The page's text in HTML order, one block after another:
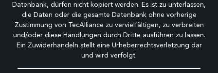
Datenbank, dürfen nicht kopiert werden. Es ist zu unterlassen,
die Daten oder die gesamte Datenbank ohne vorherige
Zustimmung von TecAlliance zu vervielfältigen, zu verbreiten
und/oder diese Handlungen durch Dritte ausführen zu lassen.
Ein Zuwiderhandeln stellt eine Urheberrechtsverletzung dar
und wird verfolgt.